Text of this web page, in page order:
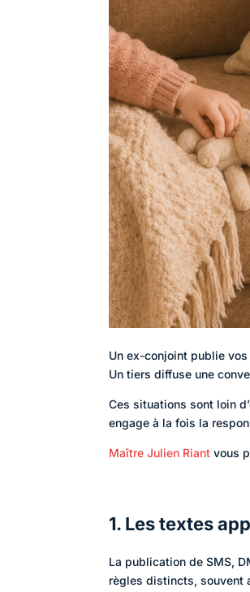
Un ex-conjoint publie
Un tiers diffuse une
Ces situations sont loin
engage à la fois la
Maître Julien Riant vous
1. Les textes
La publication de SMS,
règles distincts, souvent